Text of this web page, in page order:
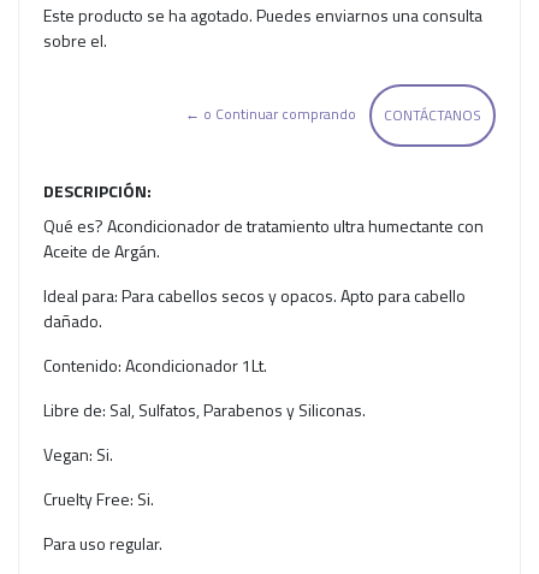
Este producto se ha agotado. Puedes enviarnos una consulta
sobre el.
CONTÁCTANOS
← o Continuar comprando
DESCRIPCIÓN:
Qué es? Acondicionador de tratamiento ultra humectante con
Aceite de Argán.
Ideal para: Para cabellos secos y opacos. Apto para cabello
dañado.
Contenido: Acondicionador 1Lt.
Libre de: Sal, Sulfatos, Parabenos y Siliconas.
Vegan: Si.
Cruelty Free: Si.
Para uso regular.